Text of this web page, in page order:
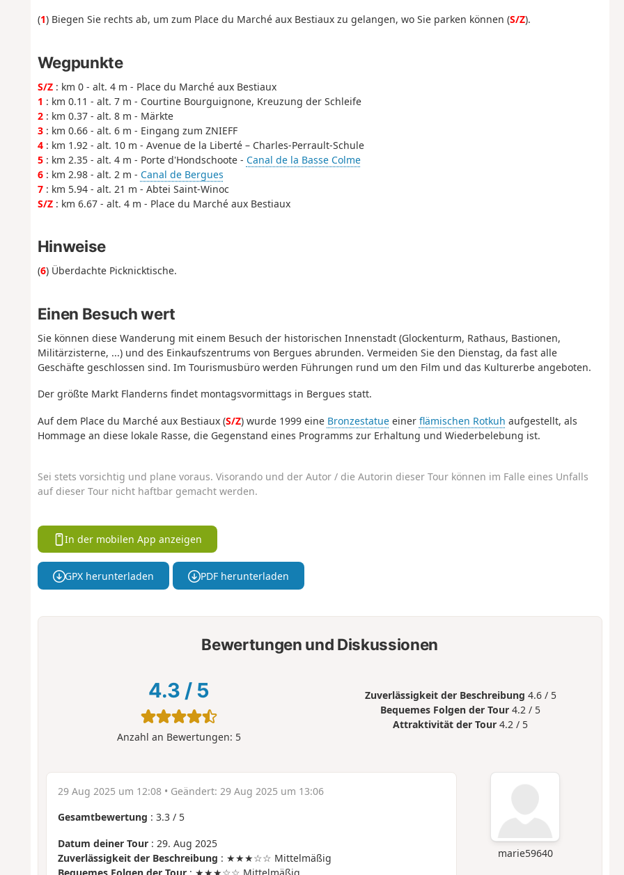
(1) Biegen Sie rechts ab, um zum Place du Marché aux Bestiaux zu gelangen, wo Sie parken können (S/Z).
Wegpunkte
S/Z: km 0 - alt. 4 m - Place du Marché aux Bestiaux
1 : km 0.11 - alt. 7 m - Courtine Bourguignone, Kreuzung der Schleife
2: km 0.37 - alt. 8 m - Märkte
3: km 0.66 - alt. 6 m - Eingang zum ZNIEFF
4: km 1.92 - alt. 10 m - Avenue de la Liberté – Charles-Perrault-Schule
5: km 2.35 - alt. 4 m - Porte d'Hondschoote - Canal de la Basse Colme
6: km 2.98 - alt. 2 m - Canal de Bergues
7: km 5.94 - alt. 21 m - Abtei Saint-Winoc
S/Z: km 6.67 - alt. 4 m - Place du Marché aux Bestiaux
Hinweise
(6) Überdachte Picknicktische.
Einen Besuch wert
Sie können diese Wanderung mit einem Besuch der historischen Innenstadt (Glockenturm, Rathaus, Bastionen,
Militärzisterne, ...) und des Einkaufszentrums von Bergues abrunden. Vermeiden Sie den Dienstag, da fast alle
Geschäfte geschlossen sind. Im Tourismusbüro werden Führungen rund um den Film und das Kulturerbe angeboten.
Der größte Markt Flanderns findet montagsvormittags in Bergues statt.
Auf dem Place du Marché aux Bestiaux (S/Z) wurde 1999 eine Bronzestatueeiner flämischen Rotkuh aufgestellt, als
Hommage an diese lokale Rasse, die Gegenstand eines Programms zur Erhaltung und Wiederbelebung ist.
Sei stets vorsichtig und plane voraus. Visorando und der Autor / die Autorin dieser Tour können im Falle eines Unfalls
auf dieser Tour nicht haftbar gemacht werden.
In der mobilen App anzeigen
GPX herunterladen PDF herunterladen
Bewertungen und Diskussionen
4.3 / 5
Anzahl an Bewertungen: 5
Zuverlässigkeit der Beschreibung 4.6 / 5
Bequemes Folgen der Tour 4.2 / 5
Attraktivität der Tour 4.2 / 5
marie59640
29 Aug 2025 um 12:08• Geändert: 29 Aug 2025 um 13:06
Gesamtbewertung : 3.3/ 5
Datum deiner Tour: 29. Aug 2025
Zuverlässigkeit der Beschreibung : ★★★☆☆ Mittelmäßig